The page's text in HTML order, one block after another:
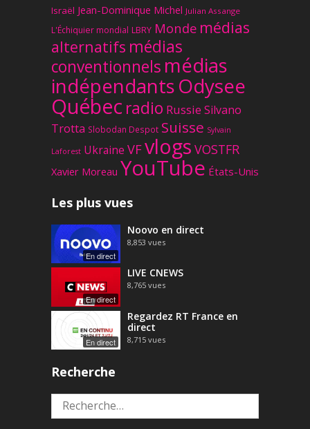
Israël Jean-Dominique Michel Julian Assange
L'Échiquier mondial LBRY Monde médias
alternatifs médias
conventionnels médias
indépendantsOdysee
Québec radio Russie Silvano
Trotta Slobodan Despot Suisse Sylvain
Laforest Ukraine VFvlogs VOSTFR
Xavier Moreau YouTube États-Unis
Les plus vues
En direct
Noovo en direct
8,853 vues
En direct
LIVE CNEWS
8,765 vues
En direct
Regardez RT France en
direct
8,715 vues
Recherche
Rechercher :